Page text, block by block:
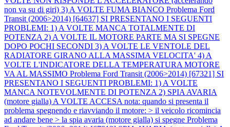
non va su di giri) 3) A VOLTE FUMA BIANCO Problema Ford
Transit (2006>2014) [64637] SI PRESENTANO I SEGUENTI
PROBLEMI: 1) A VOLTE MANCA TOTALMENTE DI
POTENZA 2) A VOLTE IL MOTORE PARTE MA SI SPEGNE
DOPO POCHI SECONDI 3) A VOLTE LE VENTOLE DEL
RADIATORE GIRANO ALLA MASSIMA VELOCITA' 4) A
VOLTE L'INDICATORE DELLA TEMPERATURA MOTORE
VA AL MASSIMO Problema Ford Transit (2006>2014) [67321] SI
PRESENTANO I SEGUENTI PROBLEMI: 1) A VOLTE
MANCA NOTEVOLMENTE DI POTENZA 2) SPIA AVARIA
(motore gialla) A VOLTE ACCESA nota: quando si presenta il
problema spegnendo e riavviando il motore: > il veicolo ricomincia
ad andare bene > la spia avaria (motore gialla) si spegne Problema